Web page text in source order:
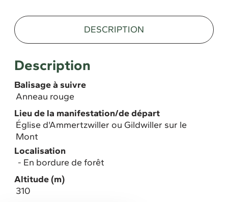
DESCRIPTION
Description
Balisage à suivre
Anneau rouge
Lieu de la manifestation/de départ
Église d'Ammertzwiller ou Gildwiller sur le
Mont
Localisation
En bordure de forêt
Altitude (m)
310